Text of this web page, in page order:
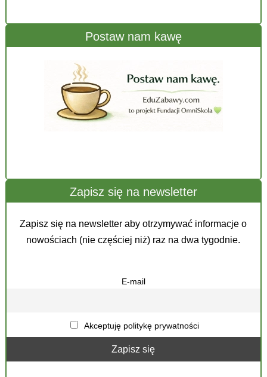
Postaw nam kawę
Zapisz się na newsletter
Zapisz się na newsletter aby otrzymywać informacje o
nowościach (nie częściej niż) raz na dwa tygodnie.
E-mail
Akceptuję politykę prywatności